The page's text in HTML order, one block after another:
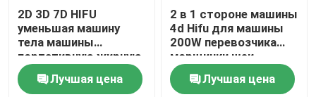
2D 3D 7D HIFU
уменьшая машину
тела машины
портативную жирную
замерзая
Лучшая цена
2 в 1 стороне машины
4d Hifu для машины
200W перевозчика
морщинки шеи
Лучшая цена